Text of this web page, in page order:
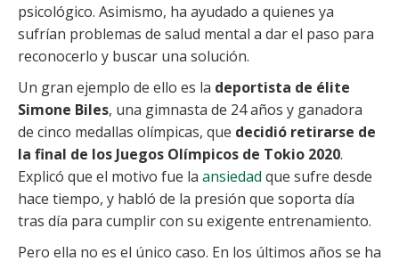
psicológico. Asimismo, ha ayudado a quienes ya
sufrían problemas de salud mental a dar el paso para
reconocerlo y buscar una solución.
Un gran ejemplo de ello es la deportista de élite
Simone Biles, una gimnasta de 24 años y ganadora
de cinco medallas olímpicas, que decidió retirarse de
la final de los Juegos Olímpicos de Tokio 2020.
Explicó que el motivo fue la ansiedad que sufre desde
hace tiempo, y habló de la presión que soporta día
tras día para cumplir con su exigente entrenamiento.
Pero ella no es el único caso. En los últimos años se ha